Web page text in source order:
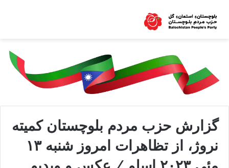
گزارش حزب مردم بلوچستان کمیته
نروژ، از تظاهرات امروز شنبه ۱۳